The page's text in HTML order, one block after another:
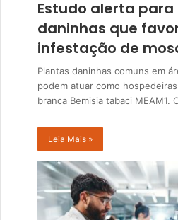
Estudo alerta
daninhas que
infestação de
Plantas daninhas comuns em
podem atuar como
branca Bemisia tabaci
Leia Mais »